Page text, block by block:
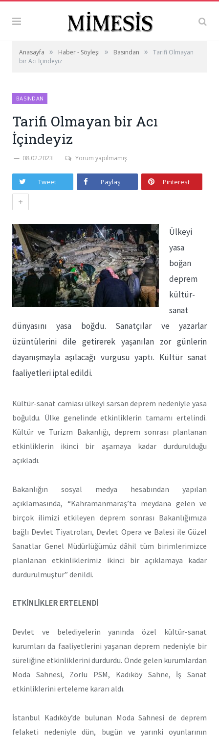
Anasayfa » Haber - Söyleşi » Basından »
Tarifi Olmayan
bir Acı İçindeyiz
BASINDAN
Tarifi Olmayan bir Acı
İçindeyiz
08.02.2023 Yorum yapılmamış
Tweet Paylaş Pinterest
+
Ülkeyi
yasa
boğan
deprem
kültür-
sanat
dünyasını yasa boğdu. Sanatçılar ve yazarlar
üzüntülerini dile getirerek yaşanılan zor günlerin
dayanışmayla aşılacağı vurgusu yaptı. Kültür sanat
faaliyetleri iptal edildi.
Kültür-sanat camiası ülkeyi sarsan deprem nedeniyle yasa
boğuldu. Ülke genelinde etkinliklerin tamamı ertelindi.
Kültür ve Turizm Bakanlığı, deprem sonrası planlanan
etkinliklerin ikinci bir aşamaya kadar durdurulduğu
açıkladı.
Bakanlığın sosyal medya hesabından yapılan
açıklamasında, “Kahramanmaraş’ta meydana gelen ve
birçok ilimizi etkileyen deprem sonrası Bakanlığımıza
bağlı Devlet Tiyatroları, Devlet Opera ve Balesi ile Güzel
Sanatlar Genel Müdürlüğümüz dâhil tüm birimlerimizce
planlanan etkinliklerimiz ikinci bir açıklamaya kadar
durdurulmuştur” denildi.
ETKİNLİKLER ERTELENDİ
Devlet ve belediyelerin yanında özel kültür-sanat
kurumları da faaliyetlerini yaşanan deprem nedeniyle bir
süreliğine etkinliklerini durdurdu. Önde gelen kurumlardan
Moda Sahnesi, Zorlu PSM, Kadıköy Sahne, İş Sanat
etkinliklerini erteleme kararı aldı.
İstanbul Kadıköy’de bulunan Moda Sahnesi de deprem
felaketi nedeniyle dün, bugün ve yarınki oyunlarının